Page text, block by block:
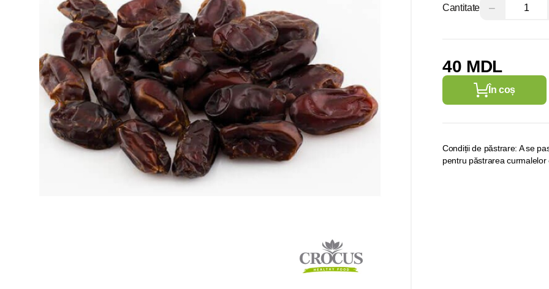
Cantitate −
40 MDL
În coș
Condiții de păstrare: A se
pentru păstrarea